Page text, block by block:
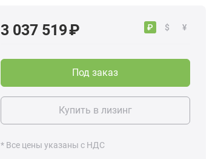
₽ $ ¥
3 037 519 ₽
Под заказ
Купить в лизинг
* Все цены указаны с НДС